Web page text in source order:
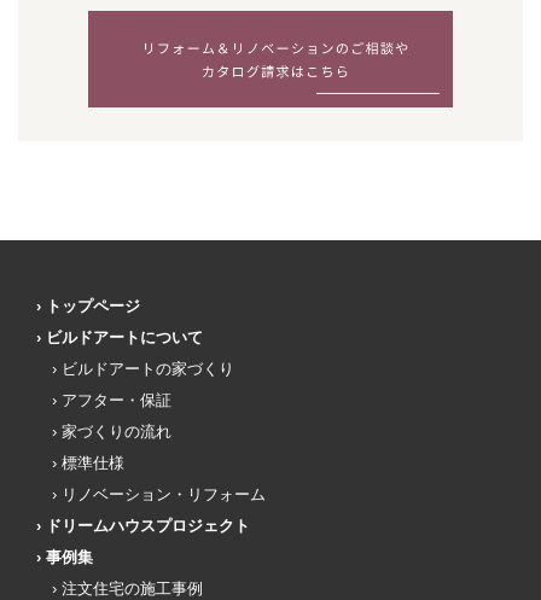
トップページ
ビルドアートについて
ビルドアートの家づくり
アフター・保証
家づくりの流れ
標準仕様
リノベーション・リフォーム
ドリームハウスプロジェクト
事例集
注文住宅の施工事例